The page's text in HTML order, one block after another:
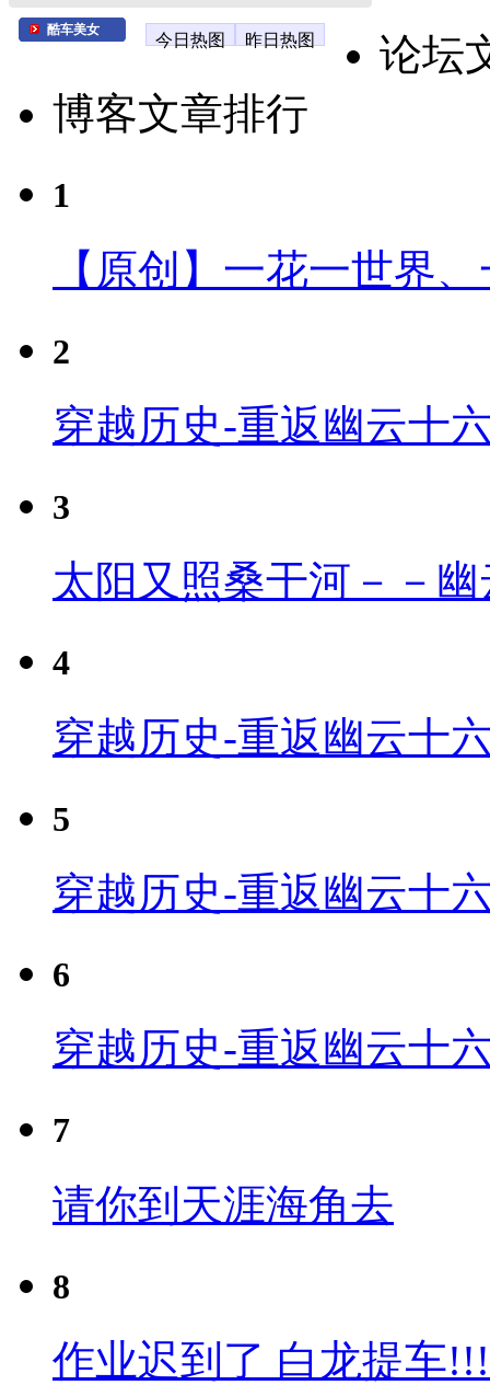
酷车美女
今日热图 昨日热图
论坛
博客文章排行
1
【原创】一花一世界
2
穿越历史-重返幽云十
3
太阳又照桑干河－－
4
穿越历史-重返幽云十
5
穿越历史-重返幽云十
6
穿越历史-重返幽云十
7
请你到天涯海角去
8
作业迟到了 白龙提车